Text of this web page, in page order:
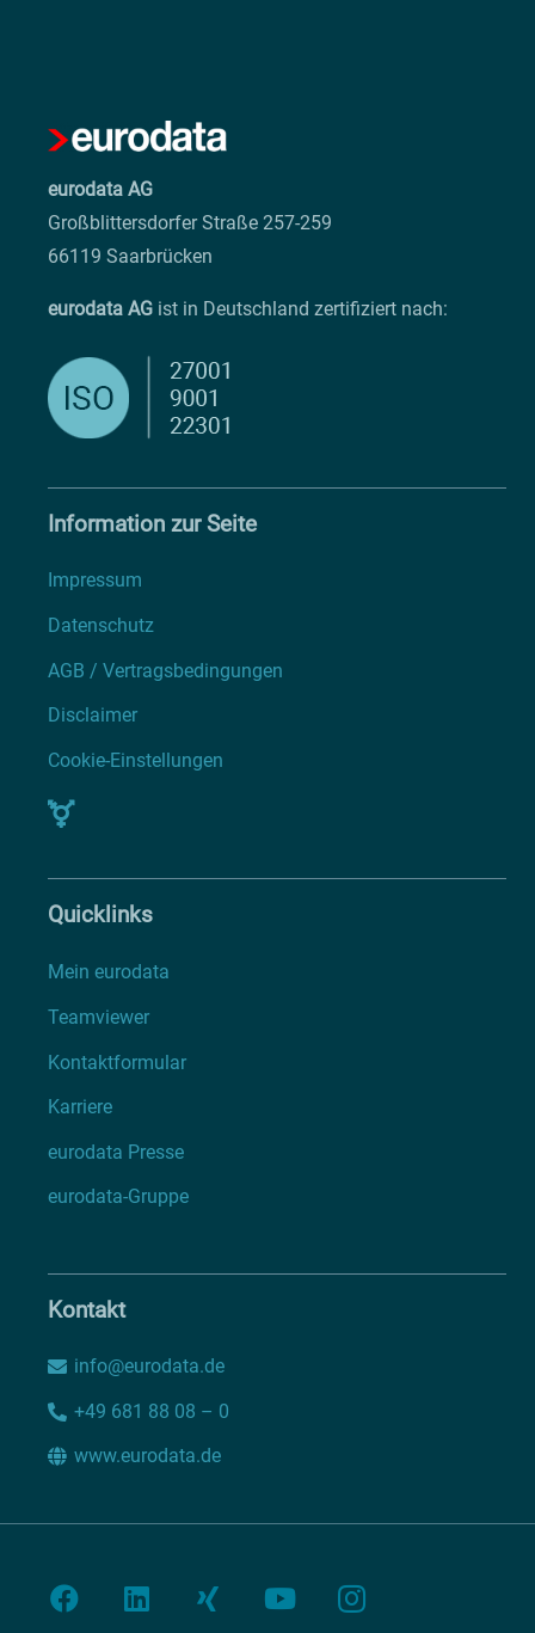
eurodata AG
Großblittersdorfer Straße 257-259
66119 Saarbrücken
eurodata AG ist in Deutschland zertifiziert nach:
Information zur Seite
Impressum
Datenschutz
AGB / Vertragsbedingungen
Disclaimer
Cookie-Einstellungen
Quicklinks
Mein eurodata
Teamviewer
Kontaktformular
Karriere
eurodata Presse
eurodata-Gruppe
Kontakt
info@eurodata.de
+49 681 88 08 – 0
www.eurodata.de